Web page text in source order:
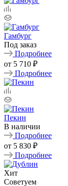
Гамбург
Под заказ
Подробнее
от 5 710 ₽
Подробнее
Пекин
В наличии
Подробнее
от 5 830 ₽
Подробнее
Хит
Советуем